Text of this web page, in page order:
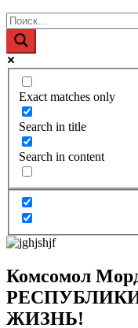
Exact matches only
Search in title
Search in content
Комсомол
ЖИЗНЬ!